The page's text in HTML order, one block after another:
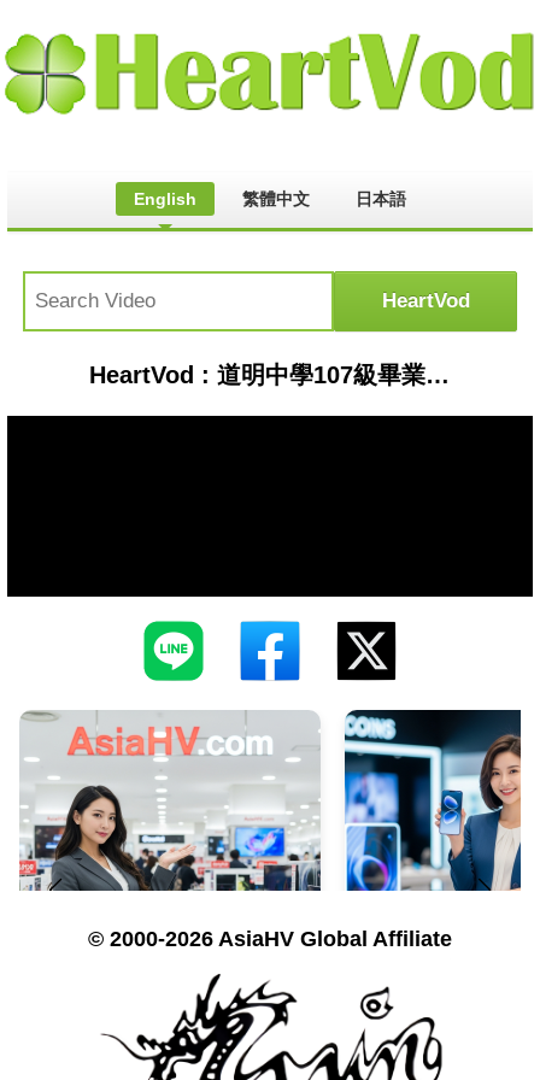
English 繁體中文 日本語
HeartVod : 道明中學107級畢業歌-夢想途中(live at 築光祭)
© 2000-2026 AsiaHV Global Affiliate